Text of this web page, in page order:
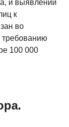
и выявлении
к
во
требованию
100 000